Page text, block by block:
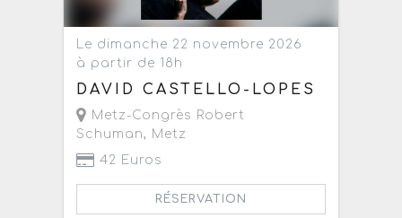
Le dimanche 22 novembre 2026
à partir de 18h
DAVID CASTELLO-LOPES
Metz-Congrès Robert
Schuman, Metz
42 Euros
RÉSERVATION